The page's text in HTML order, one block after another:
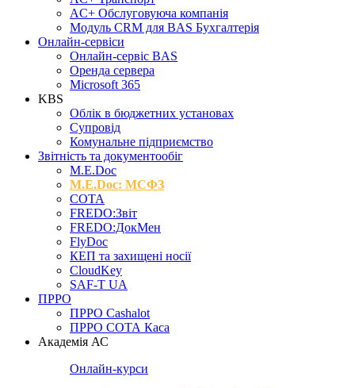
AC+ Обслуговуюча компанія
Модуль CRM для BAS Бухгалтерія
Онлайн-сервіси
Онлайн-сервіс BAS
Оренда сервера
Microsoft 365
KBS
Облік в бюджетних установах
Супровід
Комунальне підприємство
Звітність та документообіг
M.Е.Doc
M.E.Doc: МСФЗ
СОТА
FREDO:Звіт
FREDO:ДокМен
FlyDoc
КЕП та захищені носії
CloudKey
SAF-T UA
ПРРО
ПРРО Cashalot
ПРРО СОТА Каса
Академія АС
Онлайн-курси